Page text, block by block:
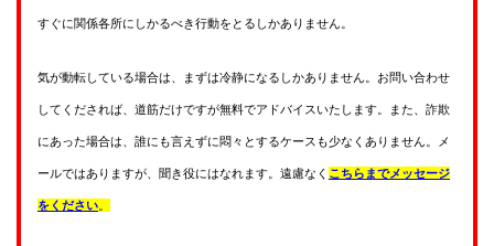
すぐに関係各所にしかるべき行動をとるしかありません。
気が動転している場合は、まずは冷静になるしかありません。お問い合わせ
してくだされば、道筋だけですが無料でアドバイスいたします。また、詐欺
にあった場合は、誰にも言えずに悶々とするケースも少なくありません。メ
ールではありますが、聞き役にはなれます。遠慮なく こちらまでメッセージ
をください。